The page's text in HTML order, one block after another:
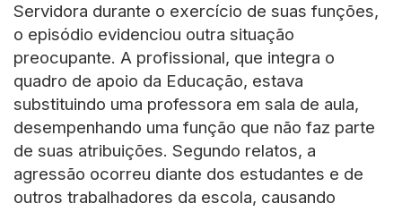
Servidora durante o exercício de suas funções,
o episódio evidenciou outra situação
preocupante. A profissional, que integra o
quadro de apoio da Educação, estava
substituindo uma professora em sala de aula,
desempenhando uma função que não faz parte
de suas atribuições. Segundo relatos, a
agressão ocorreu diante dos estudantes e de
outros trabalhadores da escola, causando